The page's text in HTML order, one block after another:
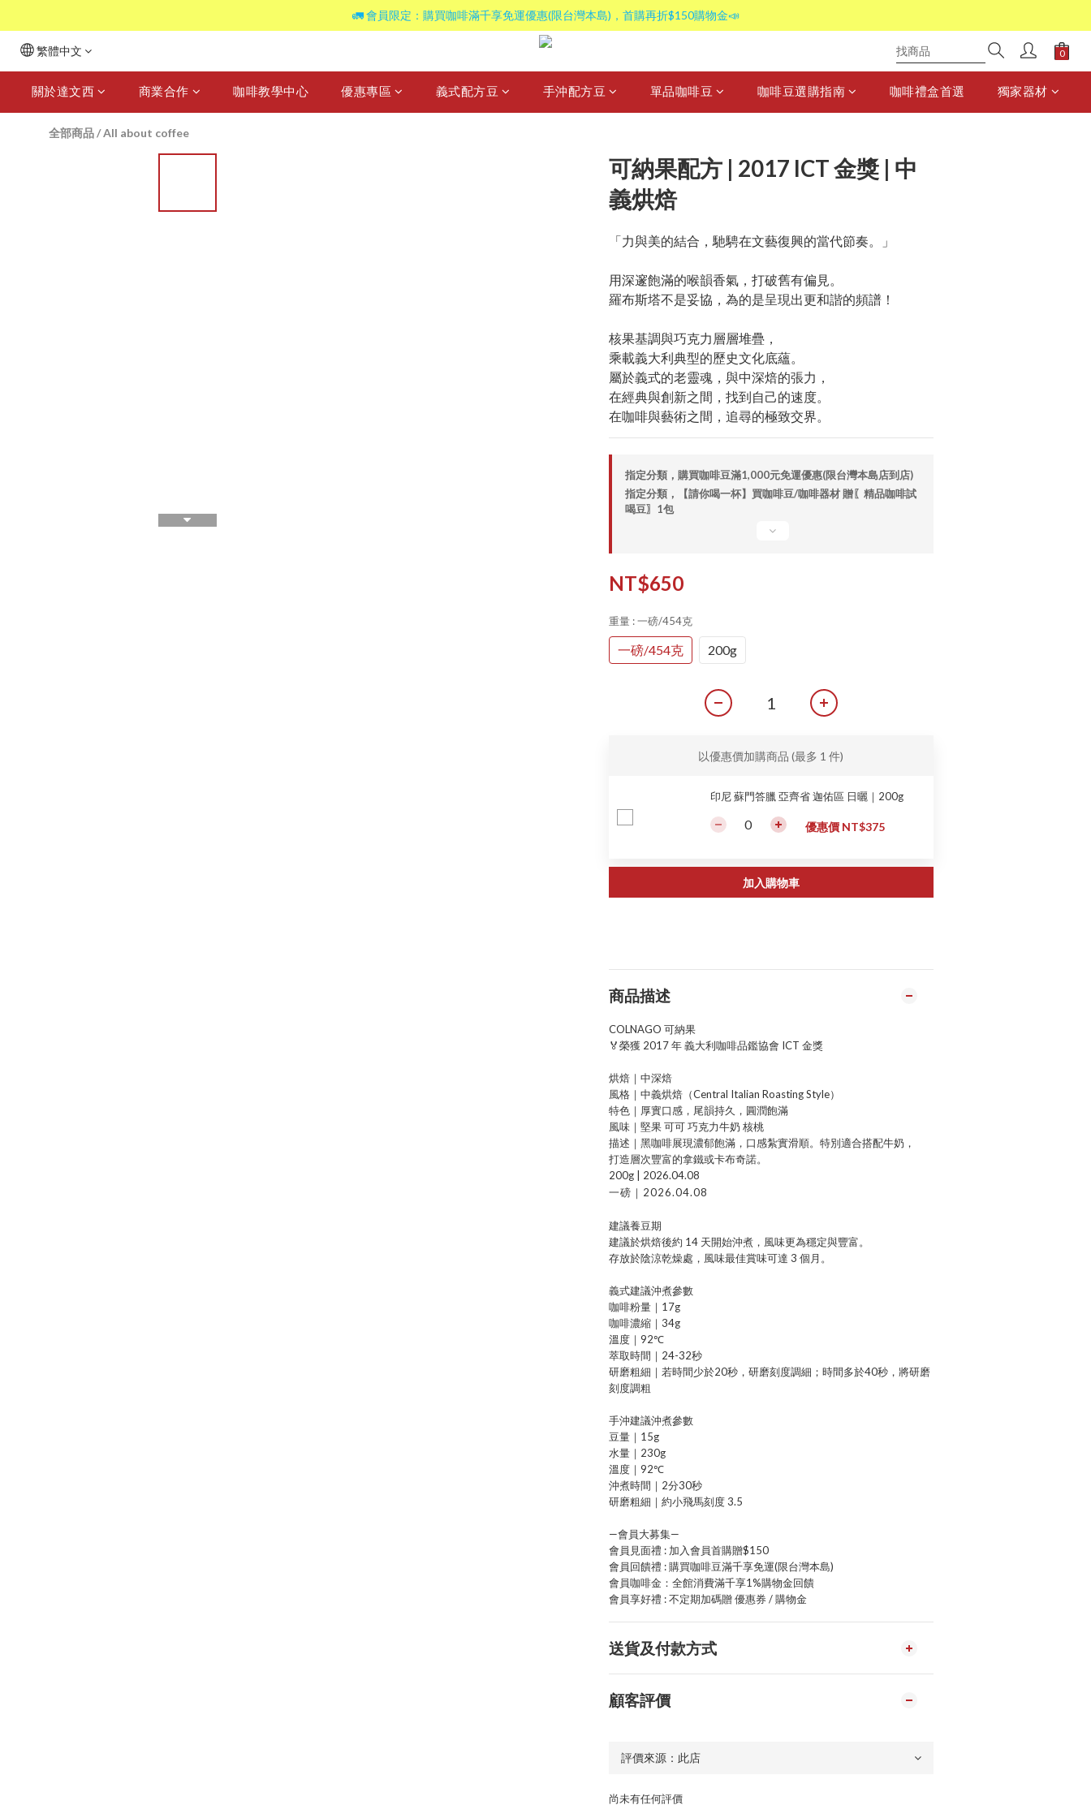
🚛 會員限定：購買咖啡滿千享免運優惠(限台灣本島)，首購再折$150購物金📣
繁體中文
關於達文西 商業合作 咖啡教學中心 優惠專區 義式配方豆 手沖配方豆 單品咖啡豆 咖啡豆選購指南 咖啡禮盒首選 獨家器材
全部商品/All about coffee
可納果配方 | 2017 ICT 金獎 | 中
義烘焙
「力與美的結合，馳騁在文藝復興的當代節奏。」
用深邃飽滿的喉韻香氣，打破舊有偏見。
羅布斯塔不是妥協，為的是呈現出更和諧的頻譜！
核果基調與巧克力層層堆疊，
乘載義大利典型的歷史文化底蘊。
屬於義式的老靈魂，與中深焙的張力，
在經典與創新之間，找到自己的速度。
在咖啡與藝術之間，追尋的極致交界。
指定分類，購買咖啡豆滿1,000元免運優惠(限台灣本島店到店)
指定分類，【請你喝一杯】買咖啡豆/咖啡器材 贈〖精品咖啡試
喝豆〗1包
NT$650
重量 : 一磅/454克
一磅/454克 200g
以優惠價加購商品 (最多 1 件)
印尼 蘇門答臘 亞齊省 迦佑區 日曬｜200g
優惠價 NT$375
加入購物車
商品描述
COLNAGO 可納果
🏅榮獲 2017 年 義大利咖啡品鑑協會 ICT 金獎
烘焙｜中深焙
風格｜中義烘焙（Central Italian Roasting Style）
特色｜厚實口感，尾韻持久，圓潤飽滿
風味｜堅果 可可 巧克力牛奶 核桃
描述｜黑咖啡展現濃郁飽滿，口感紮實滑順。特別適合搭配牛奶，
打造層次豐富的拿鐵或卡布奇諾。
200g | 2026.04.08
一磅｜2026.04.08
建議養豆期
建議於烘焙後約 14 天開始沖煮，風味更為穩定與豐富。
存放於陰涼乾燥處，風味最佳賞味可達 3 個月。
義式建議沖煮參數
咖啡粉量｜17g
咖啡濃縮｜34g
溫度｜92℃
萃取時間｜24-32秒
研磨粗細｜若時間少於20秒，研磨刻度調細；時間多於40秒，將研磨
刻度調粗
手沖建議沖煮參數
豆量｜15g
水量｜230g
溫度｜92℃
沖煮時間｜2分30秒
研磨粗細｜約小飛馬刻度 3.5
—會員大募集—
會員見面禮 : 加入會員首購贈$150
會員回饋禮 : 購買咖啡豆滿千享免運(限台灣本島)
會員咖啡金：全館消費滿千享1%購物金回饋
會員享好禮 : 不定期加碼贈 優惠券 / 購物金
送貨及付款方式
顧客評價
尚未有任何評價